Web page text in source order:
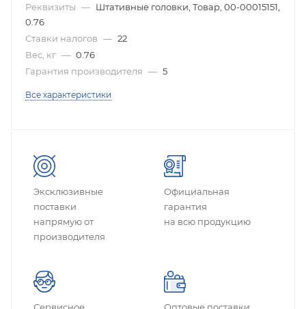
Реквизиты — Штативные головки, Товар, 00-00015151,
0.76
Ставки налогов — 22
Вес, кг — 0.76
Гарантия производителя — 5
Все характеристики
Эксклюзивные
поставки
напрямую от
производителя
Официальная
гарантия
на всю продукцию
Сервисное
Оптовые поставки